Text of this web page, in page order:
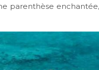
parenthèse